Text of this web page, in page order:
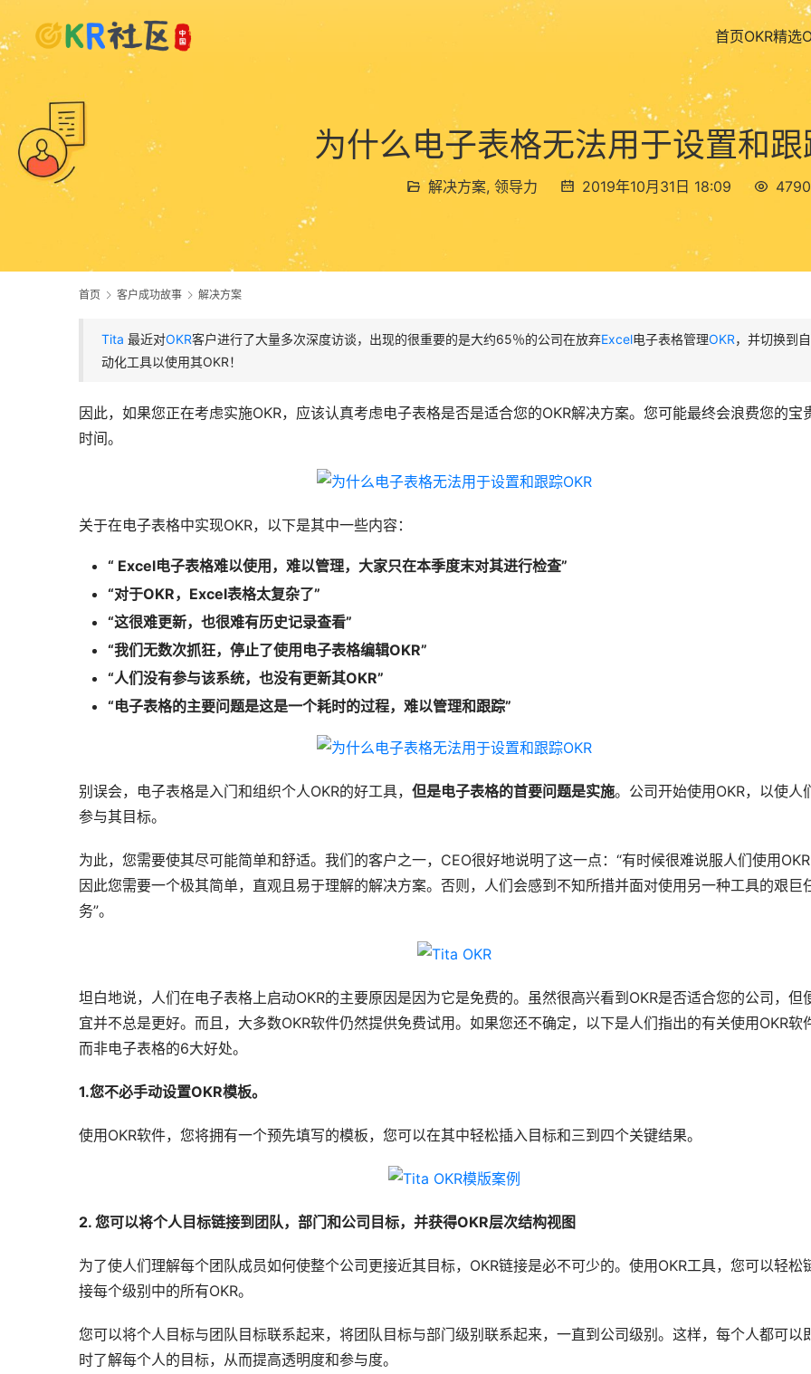
首页OKR精选
为什么电子表格无法用于设置和跟
解决方案, 领导力 2019年10月31日 18:09 4790
首页 客户成功故事 解决方案
Tita 最近对OKR客户进行了大量多次深度访谈，出现的很重要的是大约65％的公司在放弃Excel电子表格管理OKR，并切换到自
动化工具以使用其OKR！
因此，如果您正在考虑实施OKR，应该认真考虑电子表格是否是适合您的OKR解决方案。您可能最终会浪费您的宝
时间。
关于在电子表格中实现OKR，以下是其中一些内容：
“ Excel电子表格难以使用，难以管理，大家只在本季度末对其进行检查”
“对于OKR，Excel表格太复杂了”
“这很难更新，也很难有历史记录查看”
“我们无数次抓狂，停止了使用电子表格编辑OKR”
“人们没有参与该系统，也没有更新其OKR”
“电子表格的主要问题是这是一个耗时的过程，难以管理和跟踪”
别误会，电子表格是入门和组织个人OKR的好工具， 但是电子表格的首要问题是实施。公司开始使用OKR，以使人
参与其目标。
为此，您需要使其尽可能简单和舒适。我们的客户之一，CEO很好地说明了这一点：“有时候很难说服人们使用
因此您需要一个极其简单，直观且易于理解的解决方案。否则，人们会感到不知所措并面对使用另一种工具的艰巨
务”。
坦白地说，人们在电子表格上启动OKR的主要原因是因为它是免费的。虽然很高兴看到OKR是否适合您的公司，但
宜并不总是更好。而且，大多数OKR软件仍然提供免费试用。如果您还不确定，以下是人们指出的有关使用OKR软
而非电子表格的6大好处。
1.您不必手动设置OKR模板。
使用OKR软件，您将拥有一个预先填写的模板，您可以在其中轻松插入目标和三到四个关键结果。
2. 您可以将个人目标链接到团队，部门和公司目标，并获得OKR层次结构视图
为了使人们理解每个团队成员如何使整个公司更接近其目标，OKR链接是必不可少的。使用OKR工具，您可以轻松
接每个级别中的所有OKR。
您可以将个人目标与团队目标联系起来，将团队目标与部门级别联系起来，一直到公司级别。这样，每个人都可以
时了解每个人的目标，从而提高透明度和参与度。